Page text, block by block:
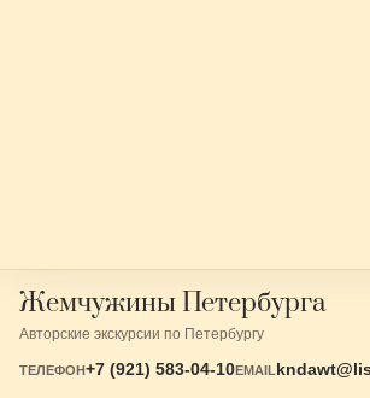
Жемчужины Петербурга
Авторские экскурсии по Петербургу
ТЕЛЕФОН+7 (921) 583-04-10EMAIL